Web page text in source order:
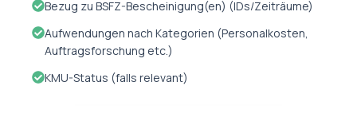
Bezug zu BSFZ-Bescheinigung(en) (IDs/Zeiträume)
Aufwendungen nach Kategorien (Personalkosten,
Auftragsforschung etc.)
KMU-Status (falls relevant)